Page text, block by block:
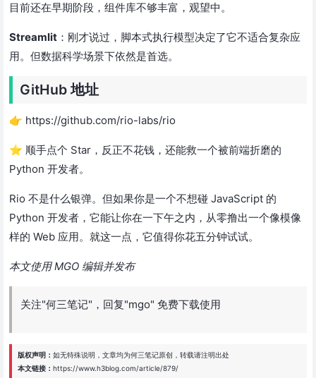
目前还在早期阶段，组件库不够丰富，观望中。
Streamlit ：刚才说过，脚本式执行模型决定了它不适合复杂应
用。但数据科学场景下依然是首选。
GitHub 地址
👉 https://github.com/rio-labs/rio
⭐ 顺手点个 Star，反正不花钱，还能救一个被前端折磨的
Python 开发者。
Rio 不是什么银弹。但如果你是一个不想碰 JavaScript 的
Python 开发者，它能让你在一下午之内，从零撸出一个像模像
样的 Web 应用。就这一点，它值得你花五分钟试试。
本文使用 MGO 编辑并发布
关注"何三笔记"，回复"mgo" 免费下载使用
版权声明： 如无特殊说明，文章均为何三笔记原创，转载请注明出处
本文链接： https://www.h3blog.com/article/879/